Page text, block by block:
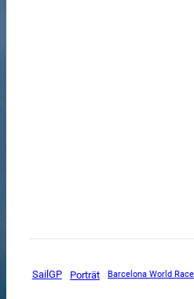
SailGP Porträt Barcelona World Race